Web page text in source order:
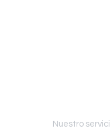
Nuestro